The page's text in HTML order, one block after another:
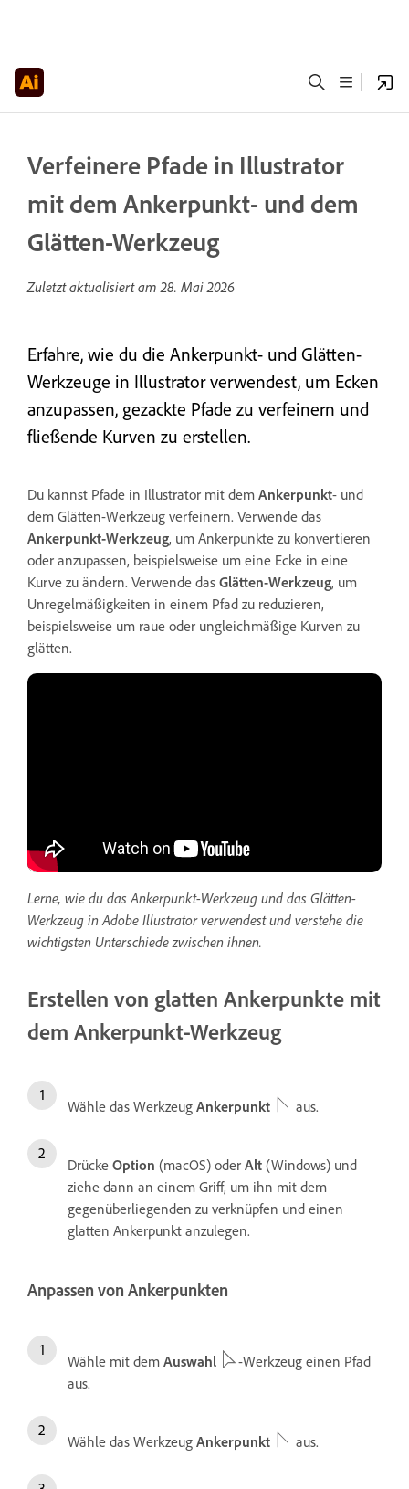
Verfeinere Pfade in Illustrator
mit dem Ankerpunkt- und dem
Glätten-Werkzeug
Zuletzt aktualisiert am28. Mai 2026
Erfahre, wie du die Ankerpunkt- und Glätten-
Werkzeuge in Illustrator verwendest, um Ecken
anzupassen, gezackte Pfade zu verfeinern und
fließende Kurven zu erstellen.
Du kannst Pfade in Illustrator mit dem Ankerpunkt- und
dem Glätten-Werkzeug verfeinern. Verwende das
Ankerpunkt-Werkzeug, um Ankerpunkte zu konvertieren
oder anzupassen, beispielsweise um eine Ecke in eine
Kurve zu ändern. Verwende das Glätten-Werkzeug, um
Unregelmäßigkeiten in einem Pfad zu reduzieren,
beispielsweise um raue oder ungleichmäßige Kurven zu
glätten.
Lerne, wie du das Ankerpunkt-Werkzeug und das Glätten-
Werkzeug in Adobe Illustrator verwendest und verstehe die
wichtigsten Unterschiede zwischen ihnen.
Erstellen von glatten Ankerpunkte mit
dem Ankerpunkt-Werkzeug
Wähle das Werkzeug Ankerpunkt aus.
Drücke Option (macOS) oder Alt (Windows) und
ziehe dann an einem Griff, um ihn mit dem
gegenüberliegenden zu verknüpfen und einen
glatten Ankerpunkt anzulegen.
Anpassen von Ankerpunkten
Wähle mit dem Auswahl
-Werkzeug einen Pfad
aus.
Wähle das Werkzeug Ankerpunkt aus.